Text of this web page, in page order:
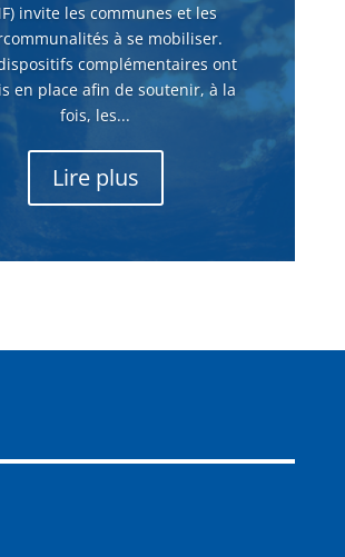
invite les communes et les
à se mobiliser.
complémentaires ont
en place afin de soutenir, à la
fois, les...
Lire plus